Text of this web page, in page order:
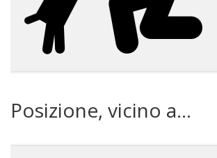
Posizione, vicino a...